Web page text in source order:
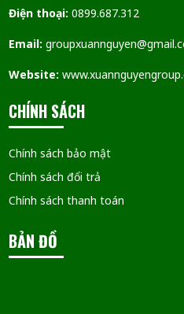
Điện thoại: 0899.687.312
Email:
Website:
CHÍNH SÁCH
Chính sách bảo mật
Chính sách đổi trả
Chính sách thanh toán
BẢN ĐỒ